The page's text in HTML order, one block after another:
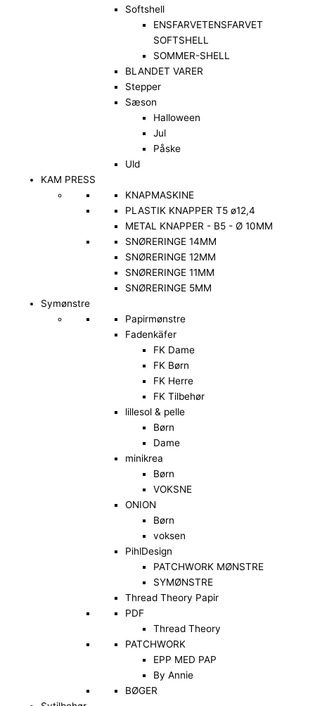
Softshell
ENSFARVETENSFARVET
SOFTSHELL
SOMMER-SHELL
BLANDET VARER
Stepper
Sæson
Halloween
Jul
Påske
Uld
KAM PRESS
KNAPMASKINE
PLASTIK KNAPPER T5 ø12,4
METAL KNAPPER - B5 - Ø 10MM
SNØRERINGE 14MM
SNØRERINGE 12MM
SNØRERINGE 11MM
SNØRERINGE 5MM
Symønstre
Papirmønstre
Fadenkäfer
FK Dame
FK Børn
FK Herre
FK Tilbehør
lillesol & pelle
Børn
Dame
minikrea
Børn
VOKSNE
ONION
Børn
voksen
PihlDesign
PATCHWORK MØNSTRE
SYMØNSTRE
Thread Theory Papir
PDF
Thread Theory
PATCHWORK
EPP MED PAP
By Annie
BØGER